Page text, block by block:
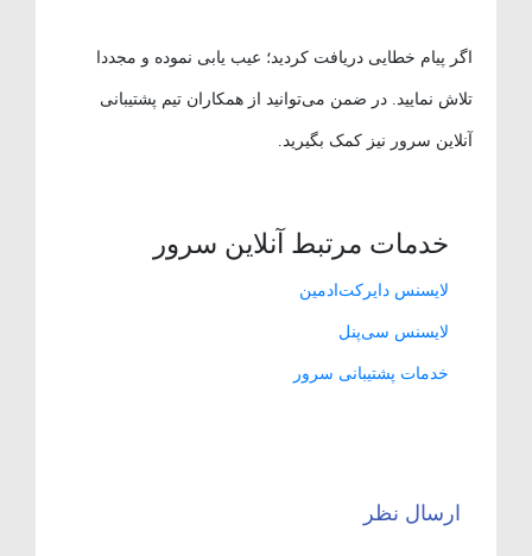
اگر پیام خطایی دریافت کردید؛ عیب یابی نموده و مجددا
تلاش نمایید. در ضمن می‌توانید از همکاران تیم پشتیبانی
آنلاین سرور نیز کمک بگیرید.
خدمات مرتبط آنلاین سرور
لایسنس دایرکت‌ادمین
لایسنس سی‌پنل
خدمات پشتیبانی سرور
ارسال نظر